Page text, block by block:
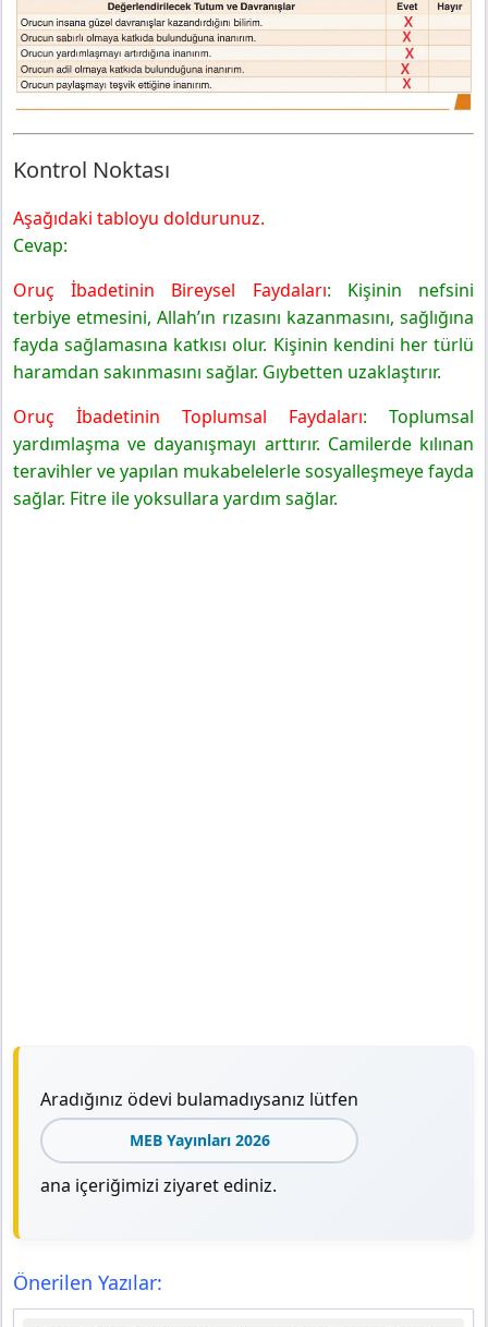
Kontrol Noktası
Aşağıdaki tabloyu doldurunuz.
Cevap:
Oruç İbadetinin Bireysel Faydaları: Kişinin nefsini
terbiye etmesini, Allah’ın rızasını kazanmasını, sağlığına
fayda sağlamasına katkısı olur. Kişinin kendini her türlü
haramdan sakınmasını sağlar. Gıybetten uzaklaştırır.
Oruç İbadetinin Toplumsal Faydaları: Toplumsal
yardımlaşma ve dayanışmayı arttırır. Camilerde kılınan
teravihler ve yapılan mukabelelerle sosyalleşmeye fayda
sağlar. Fitre ile yoksullara yardım sağlar.
Aradığınız ödevi bulamadıysanız lütfen
MEB Yayınları 2026
ana içeriğimizi ziyaret ediniz.
Önerilen Yazılar: